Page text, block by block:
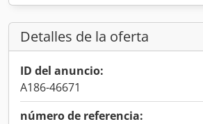
Detalles de la oferta
ID del anuncio:
A186-46671
número de referencia: